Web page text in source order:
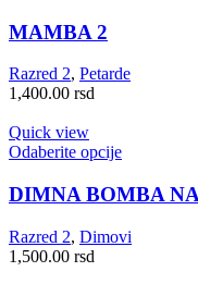
MAMBA 2
Razred 2, Petarde
1,400.00 rsd
Quick view
Odaberite opcijeOvaj
ima
više
varijanti.
Opcije
DIMNA BOMBA
Razred 2, Dimovi
1,500.00 rsd